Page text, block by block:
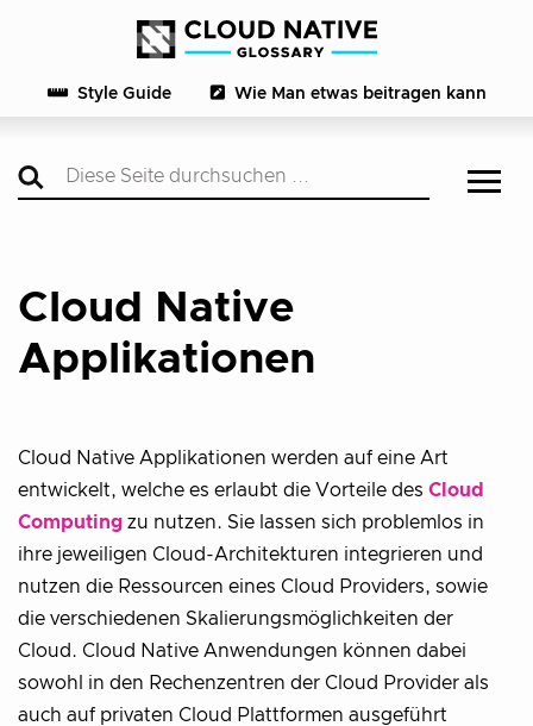
Style Guide Wie Man etwas beitragen kann
Cloud Native
Applikationen
Cloud Native Applikationen werden auf eine Art
entwickelt, welche es erlaubt die Vorteile des Cloud
Computing zu nutzen. Sie lassen sich problemlos in
ihre jeweiligen Cloud-Architekturen integrieren und
nutzen die Ressourcen eines Cloud Providers, sowie
die verschiedenen Skalierungsmöglichkeiten der
Cloud. Cloud Native Anwendungen können dabei
sowohl in den Rechenzentren der Cloud Provider als
auch auf privaten Cloud Plattformen ausgeführt